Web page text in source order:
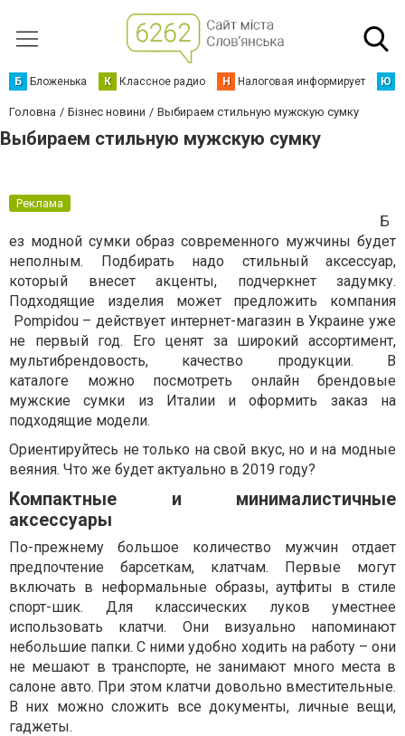
Б Бложенька К Классное радио Н Налоговая информирует Ю
Головна Бізнес новини Выбираем стильную мужскую сумку
Выбираем стильную мужскую сумку
Реклама
Б
ез модной сумки образ современного мужчины будет
неполным. Подбирать надо стильный аксессуар,
который внесет акценты, подчеркнет задумку.
Подходящие изделия может предложить компания
Pompidou – действует интернет-магазин в Украине уже
не первый год. Его ценят за широкий ассортимент,
мультибрендовость, качество продукции. В
каталоге можно посмотреть онлайн брендовые
мужские сумки из Италии и оформить заказ на
подходящие модели.
Ориентируйтесь не только на свой вкус, но и на модные
веяния. Что же будет актуально в 2019 году?
Компактные и минималистичные
аксессуары
По-прежнему большое количество мужчин отдает
предпочтение барсеткам, клатчам. Первые могут
включать в неформальные образы, аутфиты в стиле
спорт-шик. Для классических луков уместнее
использовать клатчи. Они визуально напоминают
небольшие папки. С ними удобно ходить на работу – они
не мешают в транспорте, не занимают много места в
салоне авто. При этом клатчи довольно вместительные.
В них можно сложить все документы, личные вещи,
гаджеты.